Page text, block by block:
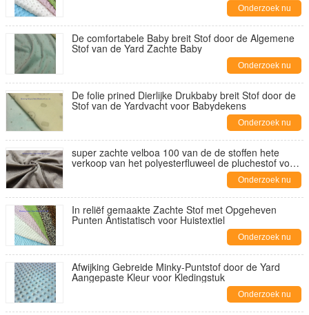
Onderzoek nu
De comfortabele Baby breit Stof door de Algemene
Stof van de Yard Zachte Baby
Onderzoek nu
De folie prined Dierlijke Drukbaby breit Stof door de
Stof van de Yardvacht voor Babydekens
Onderzoek nu
super zachte velboa 100 van de de stoffen hete
verkoop van het polyesterfluweel de pluchestof voor
Onderzoek nu
In reliëf gemaakte Zachte Stof met Opgeheven
Punten Antistatisch voor Huistextiel
Onderzoek nu
Afwijking Gebreide Minky-Puntstof door de Yard
Aangepaste Kleur voor Kledingstuk
Onderzoek nu